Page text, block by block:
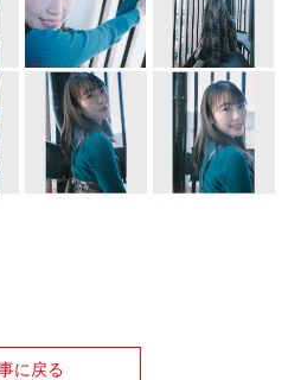
に戻る